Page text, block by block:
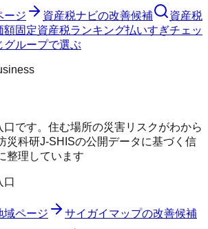
ージ 資産税ナビの改善候補
資産税
額固定資産税ランキング払いすぎチェッ
グループで選ぶ
です。住む場所の災害リスクがわから
災科研J-SHISの公開データに基づく信
整理しています
口
域ページ サイガイマップの改善候補